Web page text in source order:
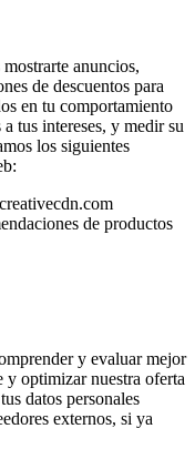
anuncios,
de descuentos para
en tu comportamiento
tus intereses, y medir su
los siguientes
de productos
y evaluar mejor
optimizar nuestra oferta
datos personales
externos, si ya